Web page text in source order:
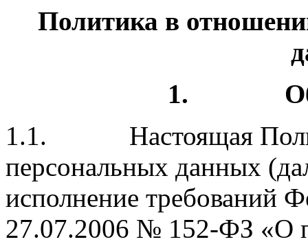
Политика в
1.
1.1. Настоящая
персональных данных
исполнение требований
27.07.2006 № 152-ФЗ «О